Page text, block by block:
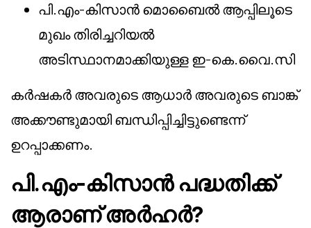
പി.എം-കിസാൻ മൊബൈൽ ആപ്പിലൂടെ
മുഖം തിരിച്ചറിയൽ
അടിസ്ഥാനമാക്കിയുള്ള ഇ-കെ.വൈ.സി
കർഷകർ അവരുടെ ആധാർ അവരുടെ ബാങ്ക്
അക്കൗണ്ടുമായി ബന്ധിപ്പിച്ചിട്ടുണ്ടെന്ന്
ഉറപ്പാക്കണം.
പി.എം-കിസാൻ പദ്ധതിക്ക്
ആരാണ് അർഹർ?